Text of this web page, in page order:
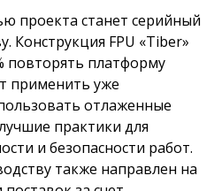
проекта станет серийный
Конструкция FPU «Tiber»
повторять платформу
применить уже
отлаженные
практики для
и безопасности работ.
также направлен на